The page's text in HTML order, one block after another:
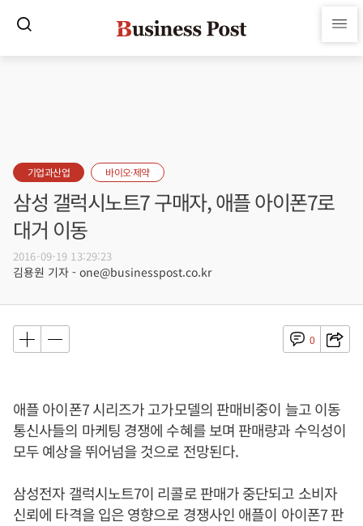
기업과산업 바이오·제약
삼성 갤럭시노트7 구매자, 애플 아이폰7로
대거 이동
2016-09-19 13:29:23
김용원 기자 - one@businesspost.co.kr
0
애플 아이폰7 시리즈가 고가모델의 판매비중이 늘고 이동
통신사들의 마케팅 경쟁에 수혜를 보며 판매량과 수익성이
모두 예상을 뛰어넘을 것으로 전망된다.
삼성전자 갤럭시노트7이 리콜로 판매가 중단되고 소비자
신뢰에 타격을 입은 영향으로 경쟁사인 애플이 아이폰7 판